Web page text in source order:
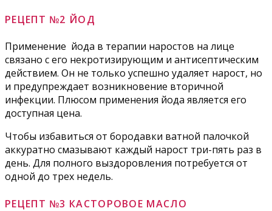
РЕЦЕПТ №2 ЙОД
Применение йода в терапии наростов на лице
связано с его некротизирующим и антисептическим
действием. Он не только успешно удаляет нарост, но
и предупреждает возникновение вторичной
инфекции. Плюсом применения йода является его
доступная цена.
Чтобы избавиться от бородавки ватной палочкой
аккуратно смазывают каждый нарост три-пять раз в
день. Для полного выздоровления потребуется от
одной до трех недель.
РЕЦЕПТ №3 КАСТОРОВОЕ МАСЛО